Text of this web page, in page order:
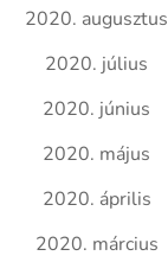
2020. augusztus
2020. július
2020. június
2020. május
2020. április
2020. március